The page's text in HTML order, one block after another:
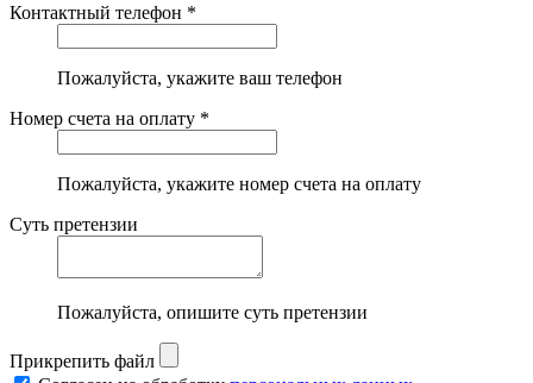
Контактный телефон *
Пожалуйста, укажите ваш телефон
Номер счета на оплату *
Пожалуйста, укажите номер счета на оплату
Суть претензии
Пожалуйста, опишите суть претензии
Прикрепить файл